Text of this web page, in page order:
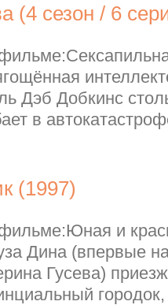
(4 сезон / 6
Дэб Добкинс
в
(1997)
и
Дина (впервые
Гусева)